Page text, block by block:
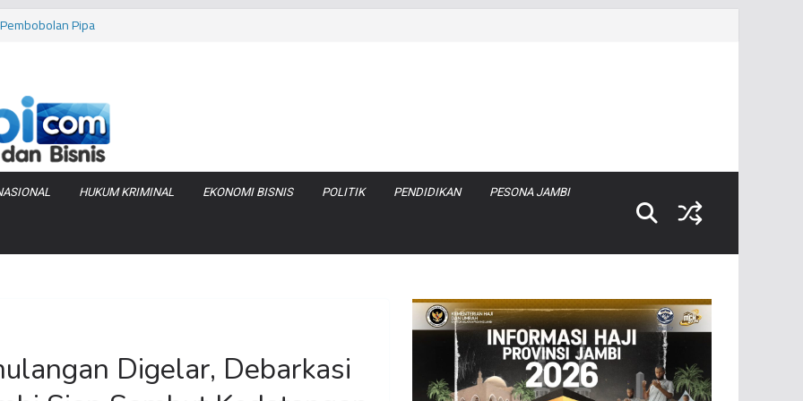
Pipa
Produksi Air
Jabung
HUKUM KRIMINAL EKONOMI BISNIS POLITIK PENDIDIKAN PESONA JAMBI
Digelar, Debarkasi